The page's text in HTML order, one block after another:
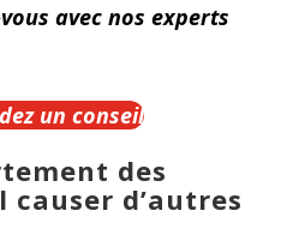
avec nos experts
un conseil
des
d’autres